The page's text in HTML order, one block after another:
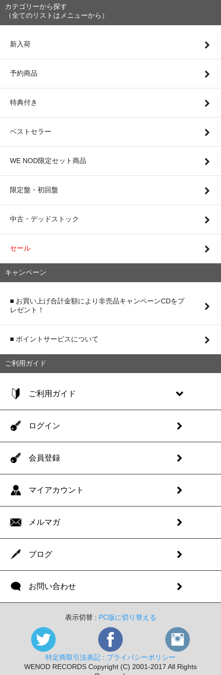
カテゴリーから探す
（全てのリストはメニューから）
新入荷
予約商品
特典付き
ベストセラー
WE NOD限定セット商品
限定盤・初回盤
中古・デッドストック
セール
キャンペーン
■ お買い上げ合計金額により非売品キャンペーンCDをプ
レゼント！
■ ポイントサービスについて
ご利用ガイド
ご利用ガイド
ログイン
会員登録
マイアカウント
メルマガ
ブログ
お問い合わせ
表示切替 : PC版に切り替える
特定商取引法表記 : プライバシーポリシー
WENOD RECORDS Copyright (C) 2001-2017 All Rights